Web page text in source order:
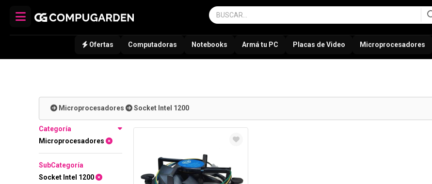
Ofertas Computadoras Notebooks Armá tu PC Placas de Video Microprocesadores
Microprocesadores Socket Intel 1200
Categoría
Microprocesadores
SubCategoría
Socket Intel 1200